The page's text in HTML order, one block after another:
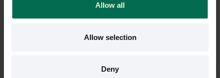
Allow all
Allow selection
Deny
2400x1000mm
Hyr från